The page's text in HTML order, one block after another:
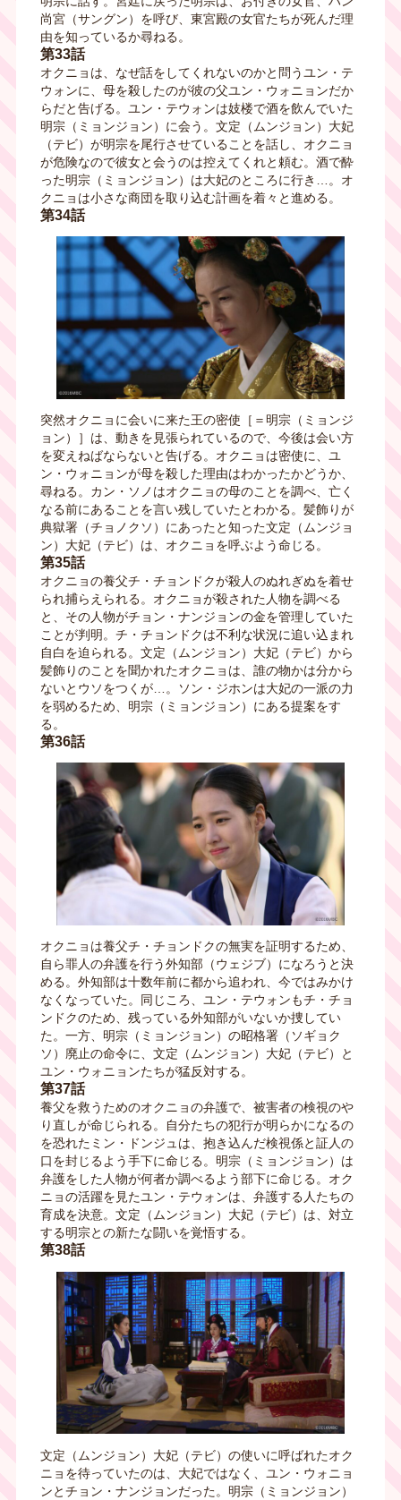
尚宮（サングン）を呼び、東宮殿の女官たちが死んだ理
由を知っているか尋ねる。
第33話
オクニョは、なぜ話をしてくれないのかと問うユン・テ
ウォンに、母を殺したのが彼の父ユン・ウォニョンだか
らだと告げる。ユン・テウォンは妓楼で酒を飲んでいた
明宗（ミョンジョン）に会う。文定（ムンジョン）大妃
（テビ）が明宗を尾行させていることを話し、オクニョ
が危険なので彼女と会うのは控えてくれと頼む。酒で酔
った明宗（ミョンジョン）は大妃のところに行き…。オ
クニョは小さな商団を取り込む計画を着々と進める。
第34話
突然オクニョに会いに来た王の密使［＝明宗（ミョンジ
ョン）］は、動きを見張られているので、今後は会い方
を変えねばならないと告げる。オクニョは密使に、ユ
ン・ウォニョンが母を殺した理由はわかったかどうか、
尋ねる。カン・ソノはオクニョの母のことを調べ、亡く
なる前にあることを言い残していたとわかる。髪飾りが
典獄署（チョノクソ）にあったと知った文定（ムンジョ
ン）大妃（テビ）は、オクニョを呼ぶよう命じる。
第35話
オクニョの養父チ・チョンドクが殺人のぬれぎぬを着せ
られ捕らえられる。オクニョが殺された人物を調べる
と、その人物がチョン・ナンジョンの金を管理していた
ことが判明。チ・チョンドクは不利な状況に追い込まれ
自白を迫られる。文定（ムンジョン）大妃（テビ）から
髪飾りのことを聞かれたオクニョは、誰の物かは分から
ないとウソをつくが…。ソン・ジホンは大妃の一派の力
を弱めるため、明宗（ミョンジョン）にある提案をす
る。
第36話
オクニョは養父チ・チョンドクの無実を証明するため、
自ら罪人の弁護を行う外知部（ウェジブ）になろうと決
める。外知部は十数年前に都から追われ、今ではみかけ
なくなっていた。同じころ、ユン・テウォンもチ・チョ
ンドクのため、残っている外知部がいないか捜してい
た。一方、明宗（ミョンジョン）の昭格署（ソギョク
ソ）廃止の命令に、文定（ムンジョン）大妃（テビ）と
ユン・ウォニョンたちが猛反対する。
第37話
養父を救うためのオクニョの弁護で、被害者の検視のや
り直しが命じられる。自分たちの犯行が明らかになるの
を恐れたミン・ドンジュは、抱き込んだ検視係と証人の
口を封じるよう手下に命じる。明宗（ミョンジョン）は
弁護をした人物が何者か調べるよう部下に命じる。オク
ニョの活躍を見たユン・テウォンは、弁護する人たちの
育成を決意。文定（ムンジョン）大妃（テビ）は、対立
する明宗との新たな闘いを覚悟する。
第38話
文定（ムンジョン）大妃（テビ）の使いに呼ばれたオク
ニョを待っていたのは、大妃ではなく、ユン・ウォニョ
ンとチョン・ナンジョンだった。明宗（ミョンジョン）